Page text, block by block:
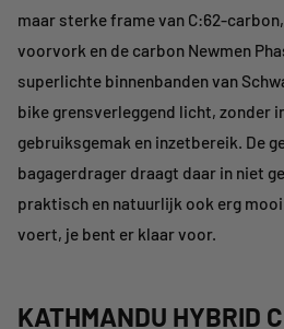
maar sterke frame van C:62-
voorvork en de carbon Newmen
superlichte binnenbanden van
bike grensverleggend licht, zonder
gebruiksgemak en inzetbereik. De
bagagerdrager draagt daar in niet
praktisch en natuurlijk ook erg
voert, je bent er klaar voor.
KATHMANDU HYBRID